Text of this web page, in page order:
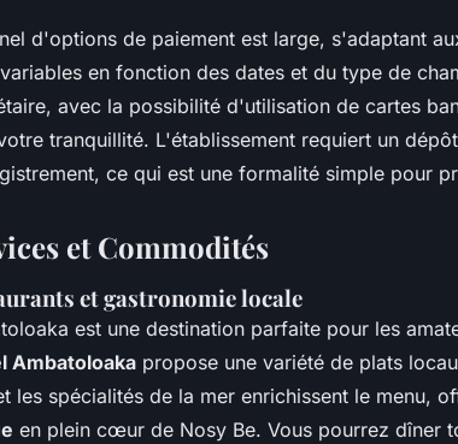
d'options de paiement est large, s'adaptant
en fonction des dates et du type de
avec la possibilité d'utilisation de cartes
tranquillité. L'établissement requiert un
ce qui est une formalité simple pour
et Commodités
et gastronomie locale
est une destination parfaite pour les
Ambatoloaka propose une variété de plats
les spécialités de la mer enrichissent le menu,
en plein cœur de Nosy Be. Vous pourrez dîner